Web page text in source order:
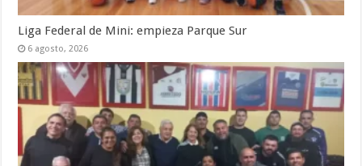
Liga Federal de Mini: empieza Parque Sur
6 agosto, 2026